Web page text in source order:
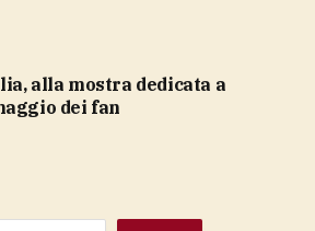
dei fan